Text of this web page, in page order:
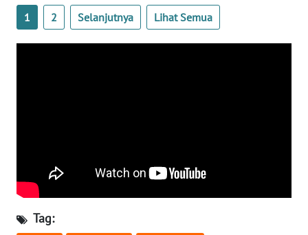
1 2 Selanjutnya Lihat Semua
Tag:
WN
SUMBAR
WN
LAMPUNG
WN
JATENG